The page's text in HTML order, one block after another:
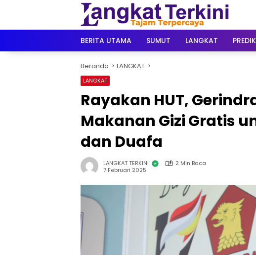
BERITA UTAMA
SUMUT LANGKAT
Beranda LANGKAT
LANGKAT
Rayakan HUT,
Makanan Gizi Gratis
dan Duafa
LANGKAT TERKINI
2 Min Baca
7 Februari 2025